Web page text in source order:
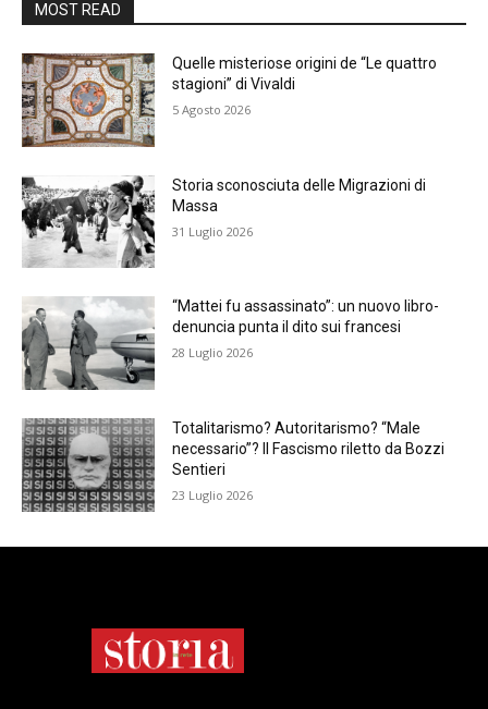
MOST READ
Quelle misteriose origini de “Le quattro
stagioni” di Vivaldi
5 Agosto 2026
Storia sconosciuta delle Migrazioni di
Massa
31 Luglio 2026
“Mattei fu assassinato”: un nuovo libro-
denuncia punta il dito sui francesi
28 Luglio 2026
Totalitarismo? Autoritarismo? “Male
necessario”? Il Fascismo riletto da Bozzi
Sentieri
23 Luglio 2026